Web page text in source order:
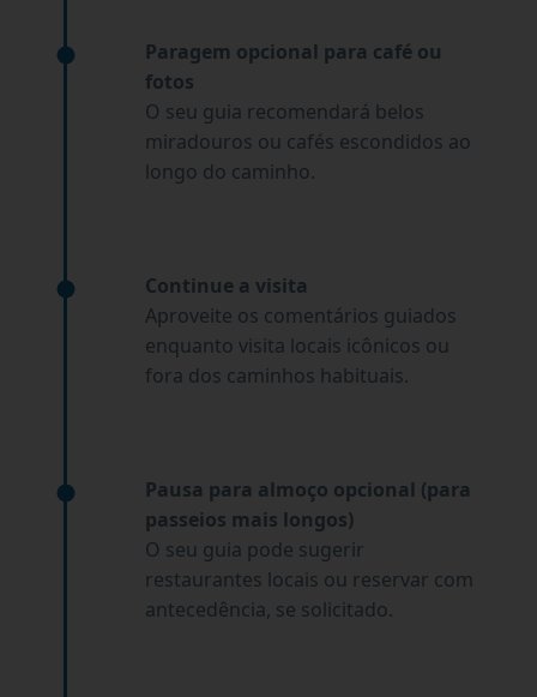
Paragem opcional para café ou
fotos
O seu guia recomendará belos
miradouros ou cafés escondidos ao
longo do caminho.
Continue a visita
Aproveite os comentários guiados
enquanto visita locais icônicos ou
fora dos caminhos habituais.
Pausa para almoço opcional (para
passeios mais longos)
O seu guia pode sugerir
restaurantes locais ou reservar com
antecedência, se solicitado.